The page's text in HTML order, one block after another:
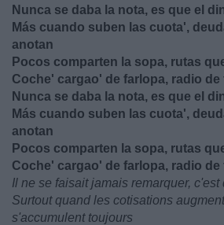
Nunca se daba la nota, es que el
Más cuando suben las cuota',
anotan
Pocos comparten la sopa, rutas
Coche' cargao' de farlopa, radio
Nunca se daba la nota, es que el
Más cuando suben las cuota',
anotan
Pocos comparten la sopa, rutas
Coche' cargao' de farlopa, radio
Il ne se faisait jamais remarquer,
Surtout quand les cotisations
s'accumulent toujours